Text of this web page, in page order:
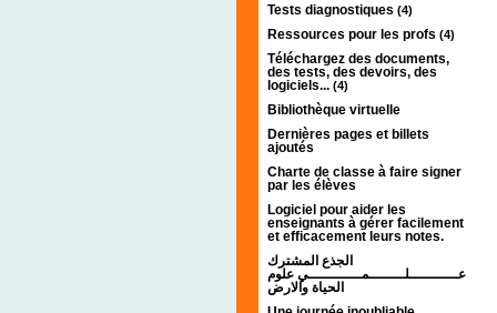
Tests diagnostiques (4)
Ressources pour les profs (4)
Téléchargez des documents,
des tests, des devoirs, des
logiciels... (4)
Bibliothèque virtuelle
Dernières pages et billets
ajoutés
Charte de classe à faire signer
par les élèves
Logiciel pour aider les
enseignants à gérer facilement
et efficacement leurs notes.
الجذع المشترك
عـــــــــــلــــــــمــــــــــــي علوم
الحياة والارض